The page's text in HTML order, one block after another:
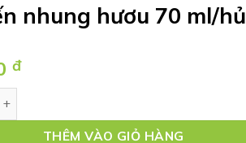
nhung hươu 70 ml/hủ
đ
THÊM VÀO GIỎ HÀNG